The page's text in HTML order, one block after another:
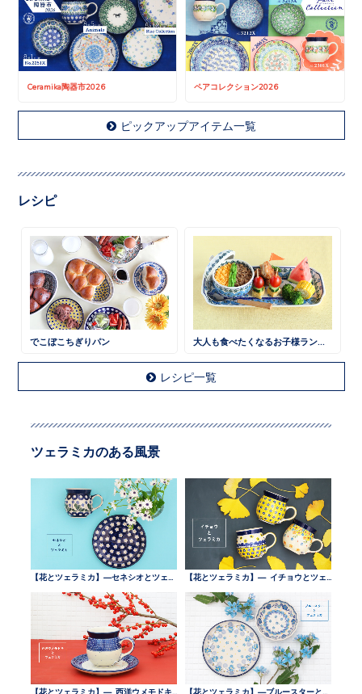
Ceramika陶器市2026 ペアコレクション2026
ピックアップアイテム一覧
レシピ
でこぼこちぎりパン
レシピ一覧
ツェラミカのある風景